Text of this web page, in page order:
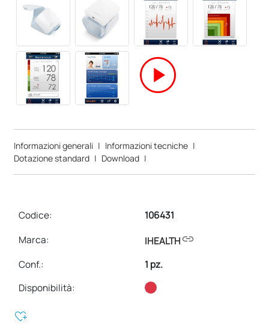
play_circle
Informazioni generali | Informazioni tecniche |
Dotazione standard | Download |
Codice:
106431
Marca:
IHEALTHlink
Conf.:
1 pz.
Disponibilità:
heart_plus